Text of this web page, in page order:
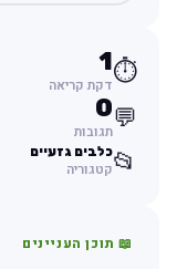
⏱️
1
דקת קריאה
💬
0
תגובות
📂כלבים גזעיים
קטגוריה
📖 תוכן העניינים